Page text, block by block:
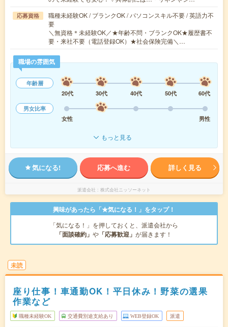
応募資格
職種未経験OK / ブランクOK / パソコンスキル不要 / 英語力不
要
＼無資格＊未経験OK／★年齢不問・ブランクOK★履歴書不
要・来社不要（電話登録OK）★社会保険完備＼…
職場の雰囲気
年齢層
20代
30代 40代 50代
60代
男女比率
女性
男性
もっと見る
気になる! 応募へ進む 詳しく見る
派遣会社 株式会社ニッソーネット
興味があったら「★気になる！」をタップ！
「気になる！」を押しておくと、派遣会社から
「面談確約」 や 「応募歓迎」 が届きます！
未読
座り仕事！車通勤OK！平日休み！野菜の選果
作業など
職種未経験OK 交通費別途支給あり WEB登録OK 派遣